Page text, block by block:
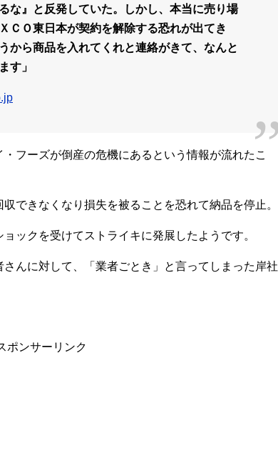
な』と反発していた。しかし、本当に売り場
ＣＯ東日本が契約を解除する恐れが出てき
から商品を入れてくれと連絡がきて、なんと
す」
フーズが倒産の危機にあるという情報が流れたこ
できなくなり損失を被ることを恐れて納品を停止。
ックを受けてストライキに発展したようです。
んに対して、「業者ごとき」と言ってしまった岸社
ポンサーリンク